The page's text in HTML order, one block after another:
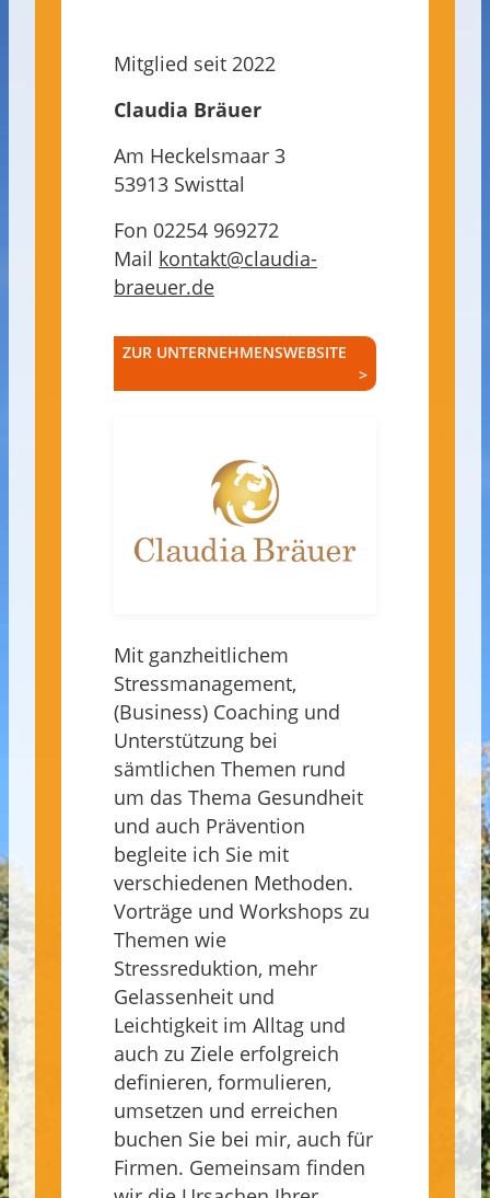
Mitglied seit 2022
Claudia Bräuer
Am Heckelsmaar 3
53913 Swisttal
Fon 02254 969272
Mail kontakt@claudia-
braeuer.de
ZUR UNTERNEHMENSWEBSITE
Mit ganzheitlichem
Stressmanagement,
(Business) Coaching und
Unterstützung bei
sämtlichen Themen rund
um das Thema Gesundheit
und auch Prävention
begleite ich Sie mit
verschiedenen Methoden.
Vorträge und Workshops zu
Themen wie
Stressreduktion, mehr
Gelassenheit und
Leichtigkeit im Alltag und
auch zu Ziele erfolgreich
definieren, formulieren,
umsetzen und erreichen
buchen Sie bei mir, auch für
Firmen. Gemeinsam finden